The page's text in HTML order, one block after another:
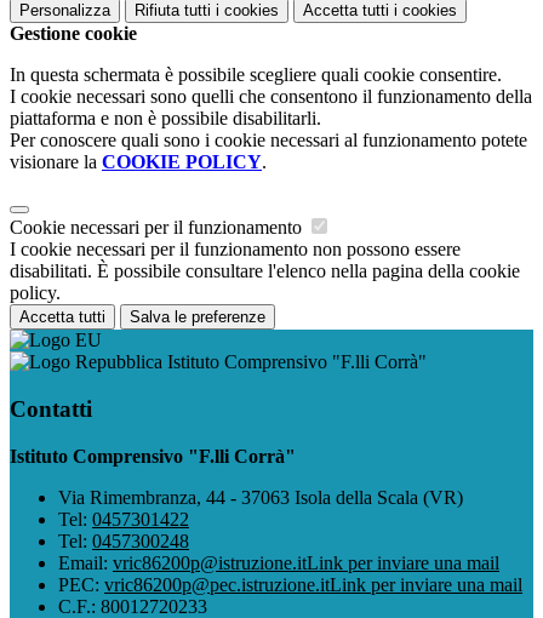
Personalizza Rifiuta tutti i cookies Accetta tutti i cookies
Gestione cookie
In questa schermata è possibile scegliere quali cookie consentire.
I cookie necessari sono quelli che consentono il funzionamento della
piattaforma e non è possibile disabilitarli.
Per conoscere quali sono i cookie necessari al funzionamento potete
visionare la COOKIE POLICY.
Cookie necessari per il funzionamento
I cookie necessari per il funzionamento non possono essere
disabilitati. È possibile consultare l'elenco nella pagina della cookie
policy.
Accetta tutti Salva le preferenze
Istituto Comprensivo "F.lli Corrà"
Contatti
Istituto Comprensivo "F.lli Corrà"
Via Rimembranza, 44 - 37063 Isola della Scala (VR)
Tel: 0457301422
Tel: 0457300248
Email: vric86200p@istruzione.itLink per inviare una mail
PEC: vric86200p@pec.istruzione.itLink per inviare una mail
C.F.: 80012720233